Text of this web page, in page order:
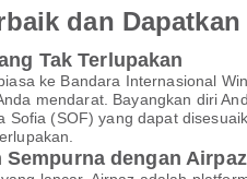
dan
Tak Terlupakan
ke Bandara Internasional
mendarat. Bayangkan diri
Sofia (SOF) yang dapat
dengan Airpaz